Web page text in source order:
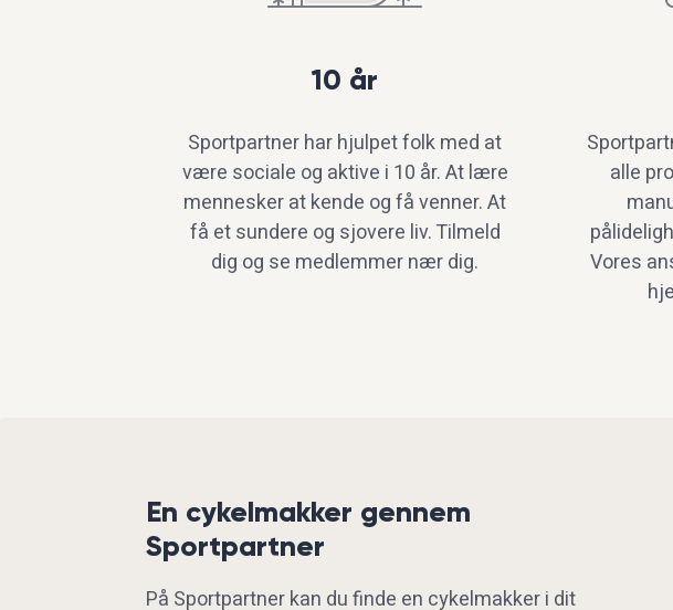
10 år
Sportpartner har hjulpet folk med at
være sociale og aktive i 10 år. At lære
mennesker at kende og få venner. At
få et sundere og sjovere liv. Tilmeld
dig og se medlemmer nær dig.
alle
Vores
En cykelmakker gennem
Sportpartner
På Sportpartner kan du finde en cykelmakker i dit